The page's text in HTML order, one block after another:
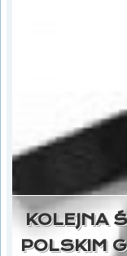
KOLEJNA
POLSKIM